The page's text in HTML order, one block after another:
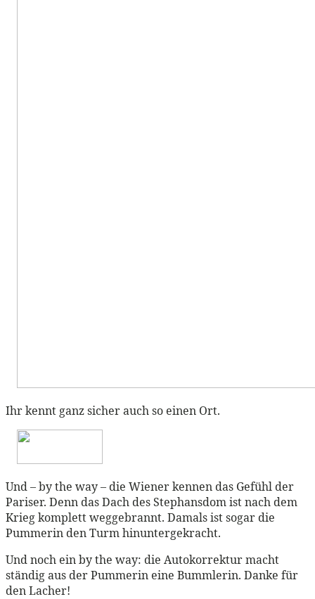
Ihr kennt ganz sicher auch so einen Ort.
Und – by the way – die Wiener kennen das Gefühl der
Pariser. Denn das Dach des Stephansdom ist nach dem
Krieg komplett weggebrannt. Damals ist sogar die
Pummerin den Turm hinuntergekracht.
Und noch ein by the way: die Autokorrektur macht
ständig aus der Pummerin eine Bummlerin. Danke für
den Lacher!